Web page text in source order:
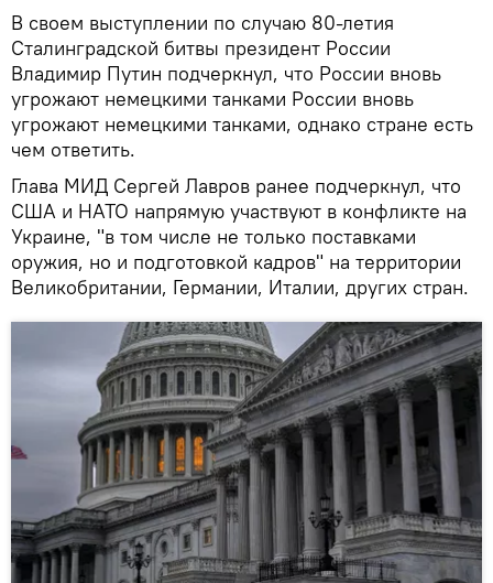
В своем выступлении по случаю 80-летия
Сталинградской битвы президент России
Владимир Путин подчеркнул, что России вновь
угрожают немецкими танками России вновь
угрожают немецкими танками, однако стране есть
чем ответить.
Глава МИД Сергей Лавров ранее подчеркнул, что
США и НАТО напрямую участвуют в конфликте на
Украине, "в том числе не только поставками
оружия, но и подготовкой кадров" на территории
Великобритании, Германии, Италии, других стран.